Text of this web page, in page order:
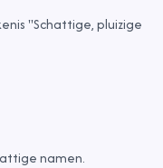
"Schattige, pluizige
namen.